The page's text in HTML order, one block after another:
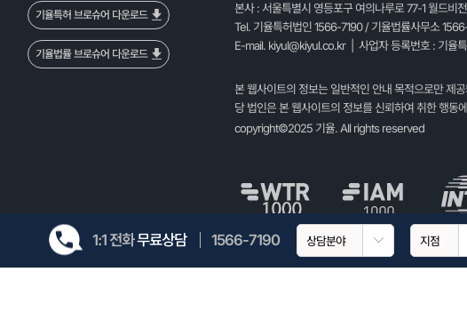
기율특허 브로슈어 다운로드
기율법률 브로슈어 다운로드
본사 : 서울특별시 영등포구 여의나루로 77-1 월드
Tel. 기율특허법인 1566-7190 / 기율법률사무소
E-mail. kiyul@kiyul.co.kr| 사업자 등록번호 : 기율
본 웹사이트의 정보는 일반적인 안내 목적으로만 제
당 법인은 본 웹사이트의 정보를 신뢰하여 취한 행동
copyright©2025 기율. All rights reserved
1:1 전화무료상담 1566-7190 